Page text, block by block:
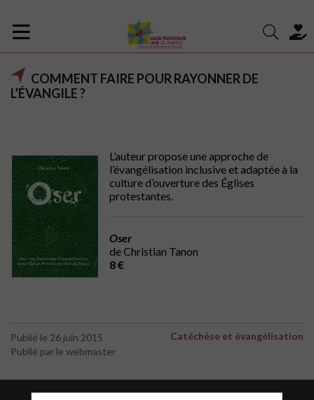
COMMENT FAIRE POUR RAYONNER DE
L’ÉVANGILE ?
L’auteur propose une approche de
l’évangélisation inclusive et adaptée à la
culture d’ouverture des Églises
protestantes.
Oser
de Christian Tanon
8 €
Publié le 26 juin 2015
Publié par le webmaster
Catéchèse et évangélisation